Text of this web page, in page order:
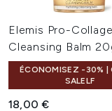
Elemis Pro-
Cleansing Balm
ÉCONOMISEZ -30% |
SALELF
18,00 €